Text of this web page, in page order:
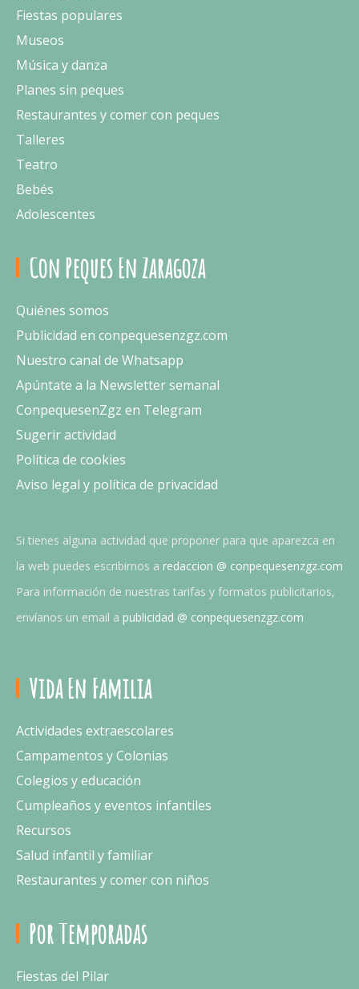
Fiestas populares
Museos
Música y danza
Planes sin peques
Restaurantes y comer con peques
Talleres
Teatro
Bebés
Adolescentes
Con Peques En Zaragoza
Quiénes somos
Publicidad en conpequesenzgz.com
Nuestro canal de Whatsapp
Apúntate a la Newsletter semanal
ConpequesenZgz en Telegram
Sugerir actividad
Política de cookies
Aviso legal y política de privacidad
Si tienes alguna actividad que proponer para que aparezca en
la web puedes escribirnos a redaccion @ conpequesenzgz.com
Para información de nuestras tarifas y formatos publicitarios,
envíanos un email a publicidad @ conpequesenzgz.com
Vida En Familia
Actividades extraescolares
Campamentos y Colonias
Colegios y educación
Cumpleaños y eventos infantiles
Recursos
Salud infantil y familiar
Restaurantes y comer con niños
Por Temporadas
Fiestas del Pilar